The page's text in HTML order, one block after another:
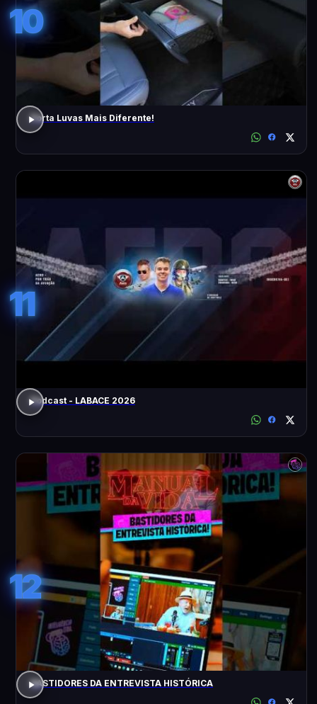
10
Porta Luvas Mais Diferente!
11
Podcast - LABACE 2026
12
BASTIDORES DA ENTREVISTA HISTÓRICA